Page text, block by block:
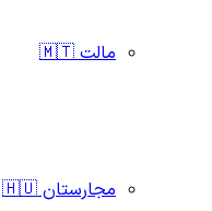
مالت 🇲🇹
مجارستان 🇭🇺